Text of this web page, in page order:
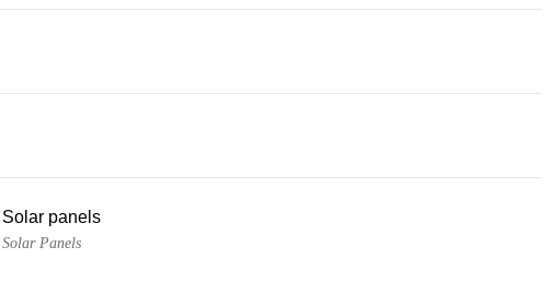
Solar panels
Solar Panels